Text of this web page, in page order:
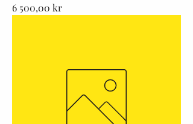
Pris
6 500,00 kr